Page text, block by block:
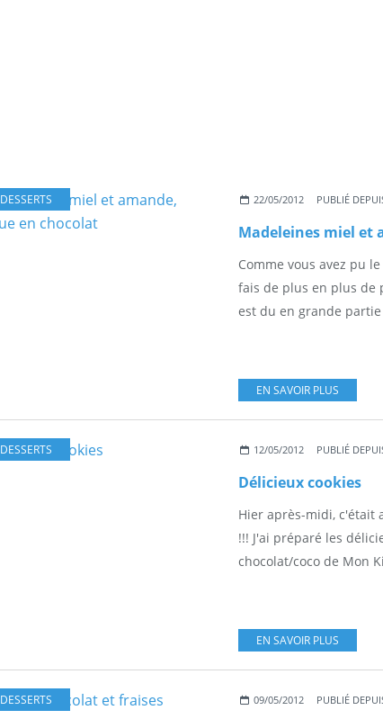
DESSERTS 22/05/2012 PUBLIÉ
Comme vous avez pu
fais de plus en plus de
est du en grande
EN SAVOIR PLUS
DESSERTS 12/05/2012 PUBLIÉ
Délicieux cookies
Hier après-midi, c'était
!!! J'ai préparé les
chocolat/coco de Mon
EN SAVOIR PLUS
DESSERTS 09/05/2012 PUBLIÉ